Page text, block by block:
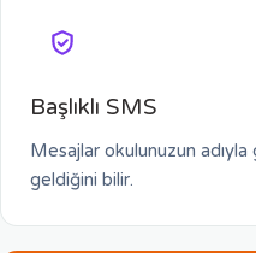
Başlıklı SMS
Mesajlar okulunuzun
geldiğini bilir.